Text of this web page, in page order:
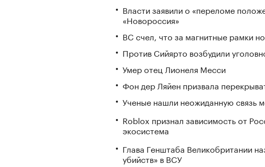
Власти заявили о «переломе
«Новороссия»
ВС счел, что за магнитные рамки
Против Сийярто возбудили
Умер отец Лионеля Месси
Фон дер Ляйен призвала
Ученые нашли неожиданную связь
Roblox признал зависимость от
экосистема
Глава Генштаба Великобритании
убийств» в ВСУ